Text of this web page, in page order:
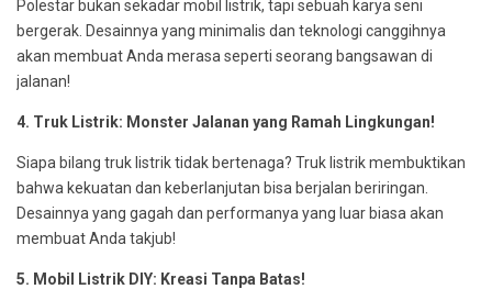
Polestar bukan sekadar mobil listrik, tapi sebuah karya seni
bergerak. Desainnya yang minimalis dan teknologi canggihnya
akan membuat Anda merasa seperti seorang bangsawan di
jalanan!
4. Truk Listrik: Monster Jalanan yang Ramah Lingkungan!
Siapa bilang truk listrik tidak bertenaga? Truk listrik membuktikan
bahwa kekuatan dan keberlanjutan bisa berjalan beriringan.
Desainnya yang gagah dan performanya yang luar biasa akan
membuat Anda takjub!
5. Mobil Listrik DIY: Kreasi Tanpa Batas!